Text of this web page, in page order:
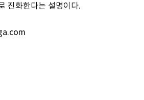
진화한다는 설명이다.